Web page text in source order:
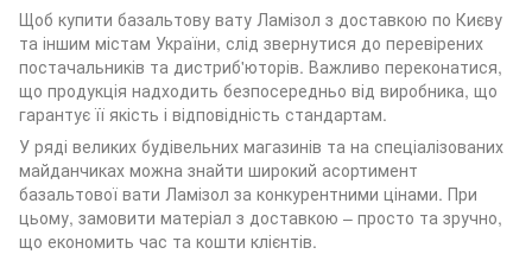
Щоб купити базальтову вату Ламізол з доставкою по Києву
та іншим містам України, слід звернутися до перевірених
постачальників та дистриб'юторів. Важливо переконатися,
що продукція надходить безпосередньо від виробника, що
гарантує її якість і відповідність стандартам.
У ряді великих будівельних магазинів та на спеціалізованих
майданчиках можна знайти широкий асортимент
базальтової вати Ламізол за конкурентними цінами. При
цьому, замовити матеріал з доставкою – просто та зручно,
що економить час та кошти клієнтів.